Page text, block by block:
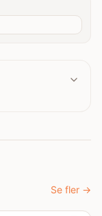
Se fler →